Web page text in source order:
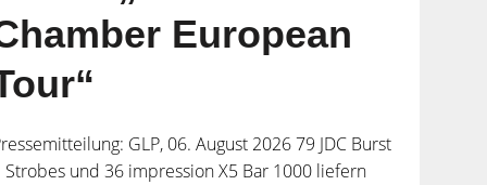
European
GLP, 06. August 2026 79 JDC Burst
Strobes und 36 impression X5 Bar 1000 liefern